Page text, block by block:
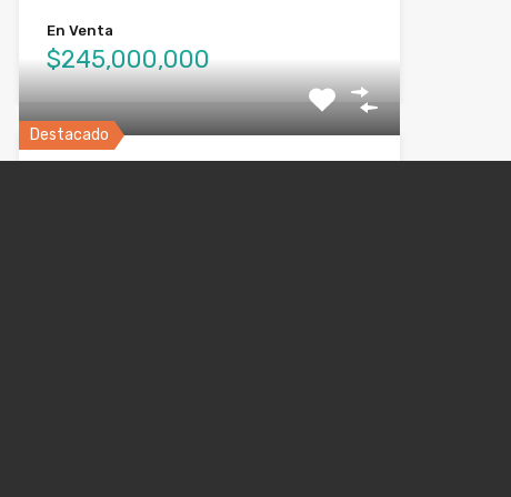
En Venta
$245,000,000
Destacado